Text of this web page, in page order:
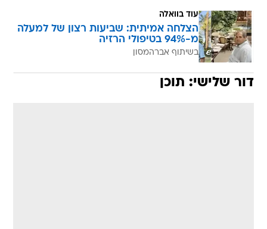
עוד בוואלה
הצלחה אמיתית: שביעות רצון של למעלה
מ-94% בטיפולי הרזיה
בשיתוף אברהמסון
דור שלישי: תוכן